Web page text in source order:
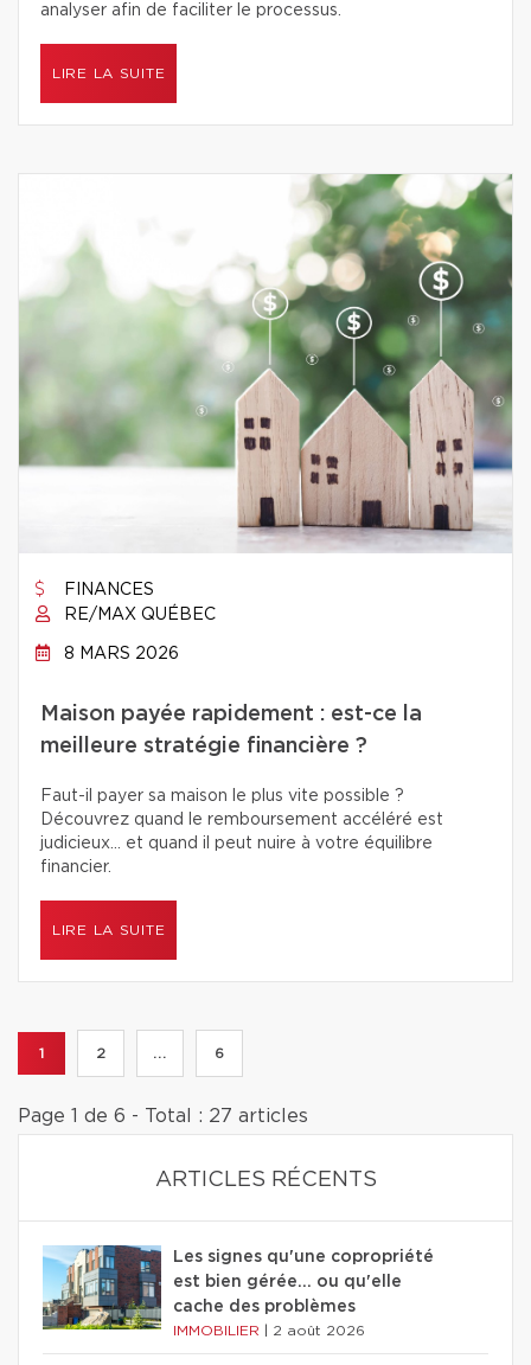
analyser afin de faciliter le processus.
LIRE LA SUITE
FINANCES
RE/MAX QUÉBEC
8 MARS 2026
Maison payée rapidement : est-ce la
meilleure stratégie financière ?
Faut-il payer sa maison le plus vite possible ?
Découvrez quand le remboursement accéléré est
judicieux… et quand il peut nuire à votre équilibre
financier.
LIRE LA SUITE
1 2 ... 6
Page 1 de 6 - Total : 27 articles
ARTICLES RÉCENTS
Les signes qu'une copropriété
est bien gérée… ou qu'elle
cache des problèmes
IMMOBILIER 2 août 2026